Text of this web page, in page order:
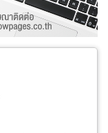
ตัวแทนจัดจำหน่าย